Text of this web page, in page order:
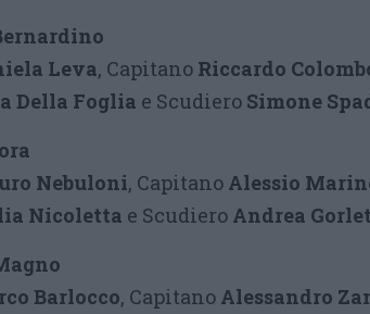
Leva, Capitano Riccardo
Della Foglia e Scudiero Simone
Nebuloni, Capitano Alessio
Nicoletta e Scudiero Andrea
Barlocco, Capitano Alessandro